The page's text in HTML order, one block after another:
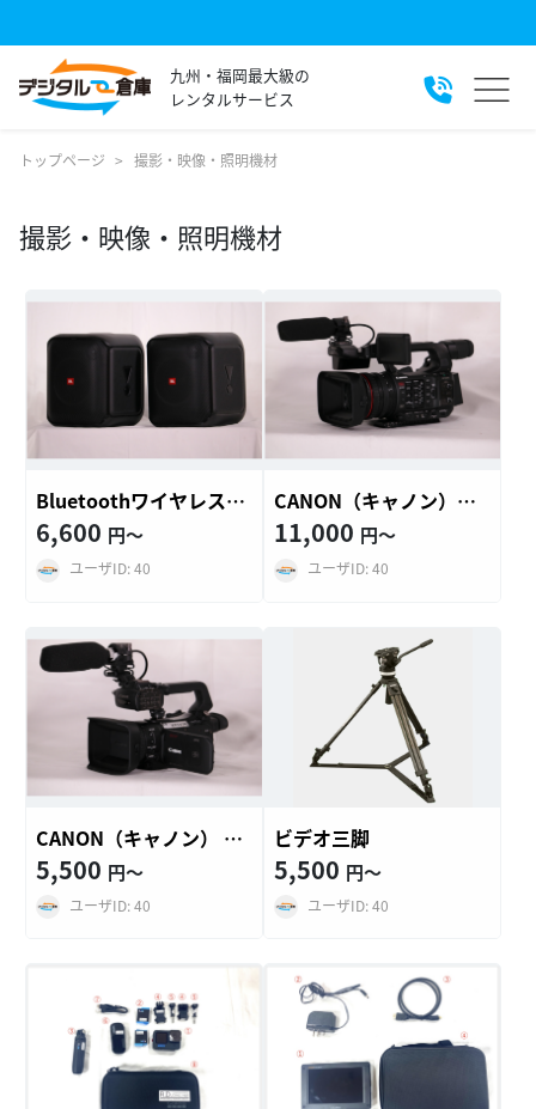
九州・福岡最大級の
レンタルサービス
トップページ 撮影・映像・照明機材
撮影・映像・照明機材
Bluetoothワイヤレススピーカー
6,600 円〜
ユーザID: 40
CANON（キャノン）ビデオカメラ XF6…
11,000 円〜
ユーザID: 40
CANON（キャノン） ビデオカメラ XA…
5,500 円〜
ユーザID: 40
ビデオ三脚
5,500 円〜
ユーザID: 40